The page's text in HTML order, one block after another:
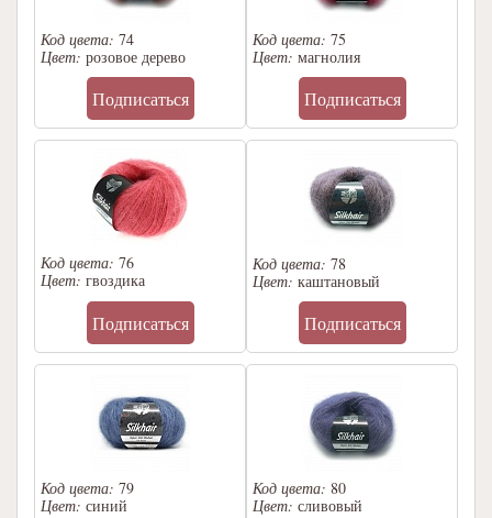
Код цвета: 74
Цвет: розовое дерево
Подписаться
Код цвета: 75
Цвет: магнолия
Подписаться
Код цвета: 76
Цвет: гвоздика
Подписаться
Код цвета: 78
Цвет: каштановый
Подписаться
Код цвета: 79
Цвет: синий
Код цвета: 80
Цвет: сливовый